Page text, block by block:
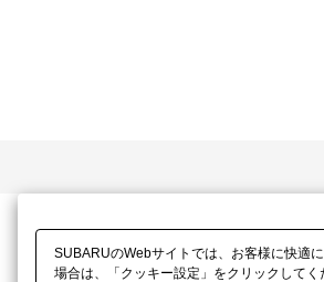
SUBARUのWebサイトでは、お客様に快適
場合は、「クッキー設定」をクリックしてく